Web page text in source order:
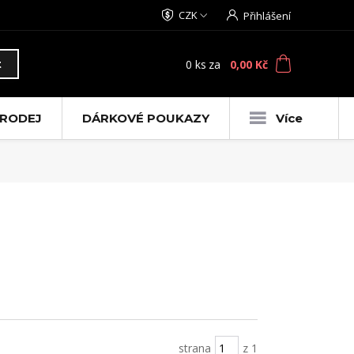
CZK Přihlášení
0 ks za 0,00 Kč
DÁRKOVÉ POUKAZY Více
strana z 1